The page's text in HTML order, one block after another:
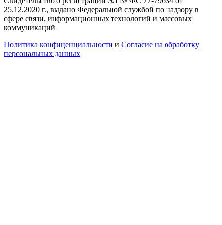
25.12.2020 г., выдано Федеральной службой по надзору в
сфере связи, информационных технологий и массовых
коммуникаций.
Политика конфиценциальности и Согласие на обработку
персональных данных